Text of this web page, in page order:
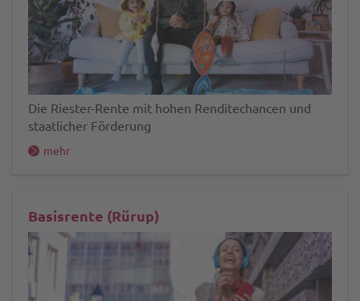
Die Riester-Rente mit hohen Renditechancen und
staatlicher Förderung
mehr
Basisrente (Rürup)